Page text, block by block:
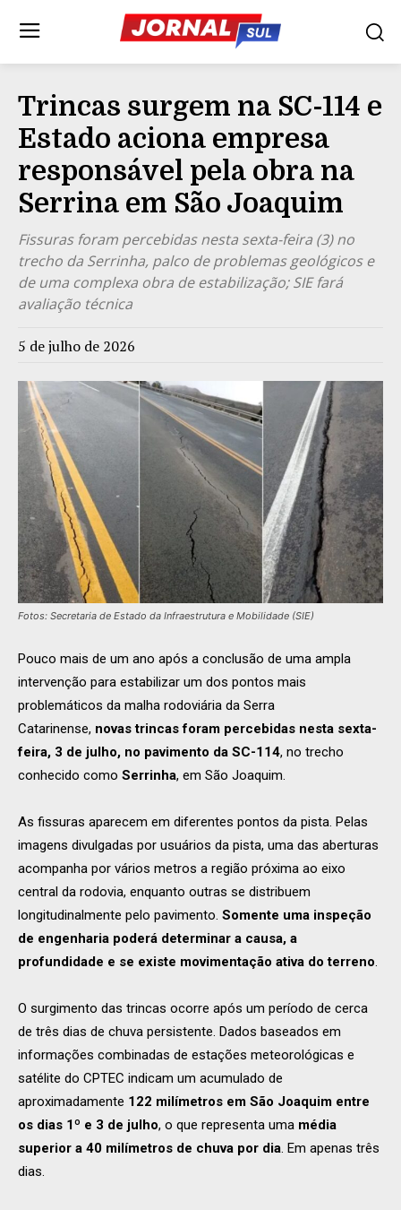
Trincas surgem na SC-114 e
Estado aciona empresa
responsável pela obra na
Serrina em São Joaquim
Fissuras foram percebidas nesta sexta-feira (3) no
trecho da Serrinha, palco de problemas geológicos e
de uma complexa obra de estabilização; SIE fará
avaliação técnica
5 de julho de 2026
Fotos: Secretaria de Estado da Infraestrutura e Mobilidade (SIE)
Pouco mais de um ano após a conclusão de uma ampla
intervenção para estabilizar um dos pontos mais
problemáticos da malha rodoviária da Serra
Catarinense, novas trincas foram percebidas nesta sexta-
feira, 3 de julho, no pavimento da SC-114, no trecho
conhecido como Serrinha, em São Joaquim.
As fissuras aparecem em diferentes pontos da pista. Pelas
imagens divulgadas por usuários da pista, uma das aberturas
acompanha por vários metros a região próxima ao eixo
central da rodovia, enquanto outras se distribuem
longitudinalmente pelo pavimento. Somente uma inspeção
de engenharia poderá determinar a causa, a
profundidade e se existe movimentação ativa do terreno.
O surgimento das trincas ocorre após um período de cerca
de três dias de chuva persistente. Dados baseados em
informações combinadas de estações meteorológicas e
satélite do CPTEC indicam um acumulado de
aproximadamente 122 milímetros em São Joaquim entre
os dias 1º e 3 de julho, o que representa uma média
superior a 40 milímetros de chuva por dia. Em apenas três
dias.